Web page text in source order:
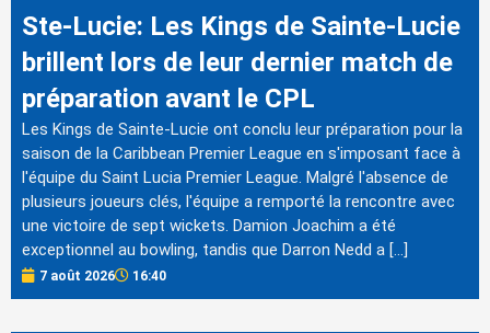
Ste-Lucie: Les Kings de Sainte-Lucie
brillent lors de leur dernier match de
préparation avant le CPL
Les Kings de Sainte-Lucie ont conclu leur préparation pour la
saison de la Caribbean Premier League en s'imposant face à
l'équipe du Saint Lucia Premier League. Malgré l'absence de
plusieurs joueurs clés, l'équipe a remporté la rencontre avec
une victoire de sept wickets. Damion Joachim a été
exceptionnel au bowling, tandis que Darron Nedd a […]
7 août 2026 16:40